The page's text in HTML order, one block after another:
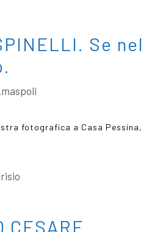
Se nel
fotografica a Casa Pessina,
CESARE